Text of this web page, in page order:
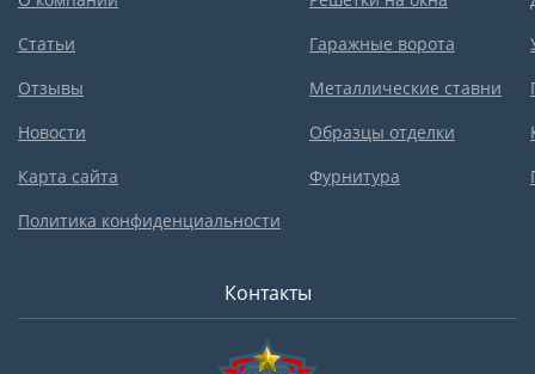
Статьи
Отзывы
Новости
Карта сайта
Политика конфиденциальности
Гаражные ворота
Металлические ставни
Образцы отделки
Фурнитура
Контакты